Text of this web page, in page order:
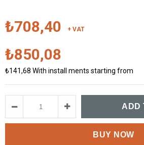
₺708,40 + VAT
₺850,08
₺141,68 With install ments starting from